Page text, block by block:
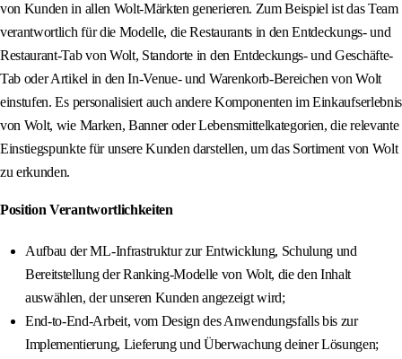
von Kunden in allen Wolt-Märkten generieren. Zum Beispiel ist das Team
verantwortlich für die Modelle, die Restaurants in den Entdeckungs- und
Restaurant-Tab von Wolt, Standorte in den Entdeckungs- und Geschäfte-
Tab oder Artikel in den In-Venue- und Warenkorb-Bereichen von Wolt
einstufen. Es personalisiert auch andere Komponenten im Einkaufserlebnis
von Wolt, wie Marken, Banner oder Lebensmittelkategorien, die relevante
Einstiegspunkte für unsere Kunden darstellen, um das Sortiment von Wolt
zu erkunden.
Position Verantwortlichkeiten
Aufbau der ML-Infrastruktur zur Entwicklung, Schulung und
Bereitstellung der Ranking-Modelle von Wolt, die den Inhalt
auswählen, der unseren Kunden angezeigt wird;
End-to-End-Arbeit, vom Design des Anwendungsfalls bis zur
Implementierung, Lieferung und Überwachung deiner Lösungen;